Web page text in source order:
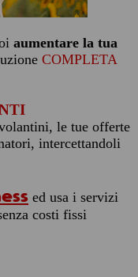
aumentare la tua
COMPLETA
le tue offerte
intercettandoli
ed usa i servizi
costi fissi